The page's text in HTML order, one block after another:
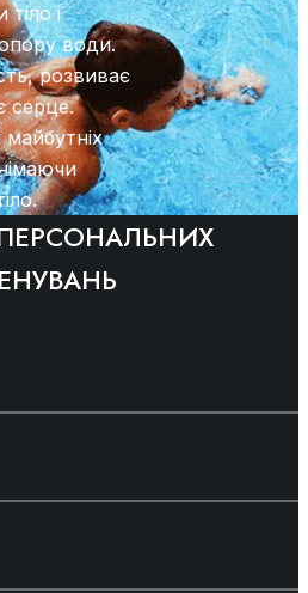
і
води.
розвиває
серце.
ПЕРСОНАЛЬНИХ